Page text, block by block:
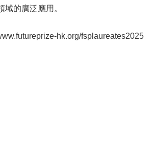
域的廣泛應用。
hk.org/fsplaureates2025